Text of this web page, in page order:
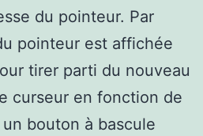
du pointeur. Par
pointeur est affichée
tirer parti du nouveau
curseur en fonction de
bouton à bascule